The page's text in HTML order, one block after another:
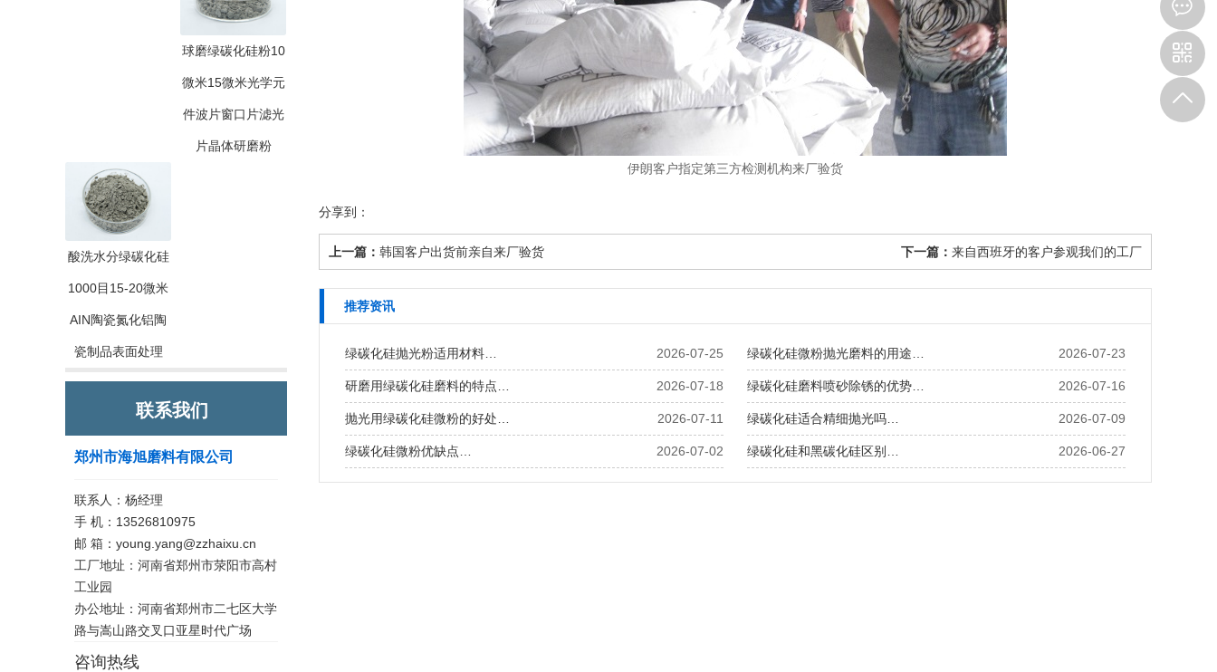
球磨绿碳化硅粉10
微米15微米光学元
件波片窗口片滤光
片晶体研磨粉
酸洗水分绿碳化硅
1000目15-20微米
AIN陶瓷氮化铝陶
瓷制品表面处理
联系我们
郑州市海旭磨料有限公司
联系人：杨经理
手 机：13526810975
邮 箱：young.yang@zzhaixu.cn
工厂地址：河南省郑州市荥阳市高村
工业园
办公地址：河南省郑州市二七区大学
路与嵩山路交叉口亚星时代广场
咨询热线
伊朗客户指定第三方检测机构来厂验货
分享到：
上一篇： 韩国客户出货前亲自来厂验货 下一篇： 来自西班牙的客户参观我们的工厂
推荐资讯
2026-07-25
绿碳化硅抛光粉适用材料… 2026-07-23
绿碳化硅微粉抛光磨料的用途…
2026-07-18
研磨用绿碳化硅磨料的特点… 2026-07-16
绿碳化硅磨料喷砂除锈的优势…
2026-07-11
抛光用绿碳化硅微粉的好处… 2026-07-09
绿碳化硅适合精细抛光吗…
2026-07-02
绿碳化硅微粉优缺点… 2026-06-27
绿碳化硅和黑碳化硅区别…